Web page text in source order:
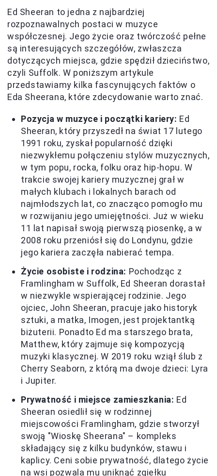
Ed Sheeran to jedna z najbardziej
rozpoznawalnych postaci w muzyce
współczesnej. Jego życie oraz twórczość pełne
są interesujących szczegółów, zwłaszcza
dotyczących miejsca, gdzie spędził dzieciństwo,
czyli Suffolk. W poniższym artykule
przedstawiamy kilka fascynujących faktów o
Eda Sheerana, które zdecydowanie warto znać.
Pozycja w muzyce i początki kariery: Ed
Sheeran, który przyszedł na świat 17 lutego
1991 roku, zyskał popularność dzięki
niezwykłemu połączeniu stylów muzycznych,
w tym popu, rocka, folku oraz hip-hopu. W
trakcie swojej kariery muzycznej grał w
małych klubach i lokalnych barach od
najmłodszych lat, co znacząco pomogło mu
w rozwijaniu jego umiejętności. Już w wieku
11 lat napisał swoją pierwszą piosenkę, a w
2008 roku przeniósł się do Londynu, gdzie
jego kariera zaczęła nabierać tempa.
Życie osobiste i rodzina: Pochodząc z
Framlingham w Suffolk, Ed Sheeran dorastał
w niezwykle wspierającej rodzinie. Jego
ojciec, John Sheeran, pracuje jako historyk
sztuki, a matka, Imogen, jest projektantką
biżuterii. Ponadto Ed ma starszego brata,
Matthew, który zajmuje się kompozycją
muzyki klasycznej. W 2019 roku wziął ślub z
Cherry Seaborn, z którą ma dwoje dzieci: Lyra
i Jupiter.
Prywatność i miejsce zamieszkania: Ed
Sheeran osiedlił się w rodzinnej
miejscowości Framlingham, gdzie stworzył
swoją "Wioskę Sheerana" – kompleks
składający się z kilku budynków, stawu i
kaplicy. Ceni sobie prywatność, dlatego życie
na wsi pozwala mu uniknąć zgiełku